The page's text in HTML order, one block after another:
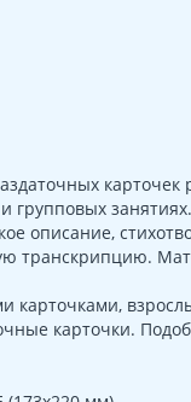
описание,
транскрипцию.
карточки.